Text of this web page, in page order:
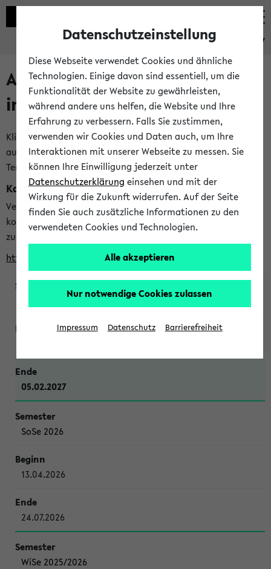
eKVV
Alle veröffentlichten Semester
im eKVV
Klicken Sie auf das Semester, welches Sie für Ihre Sitzung
auswählen möchten. Bitte beachten Sie auch die weiteren
Termine imKalender der Lehrplanung
Kalenderintegration
Verwenden Sie die folgende Adresse, um mit einer
kompatiblen Kalenderanwendung auf die Vorlesungszeiten
zuzugreifen (nähere Informationen
finden Sie hier
https://ekvv.uni-bielefeld.de/ws/calendar?vz
WiSe 2026/2027
05.02.2027
SoSe 2026
13.04.2026
24.07.2026
WiSe 2025/2026
Datenschutzeinstellung
Diese Webseite verwendet Cookies und ähnliche
Technologien. Einige davon sind essentiell, um die
Funktionalität der Website zu gewährleisten,
während andere uns helfen, die Website und Ihre
Erfahrung zu verbessern. Falls Sie zustimmen,
verwenden wir Cookies und Daten auch, um Ihre
Interaktionen mit unserer Webseite zu messen. Sie
können Ihre Einwilligung jederzeit unter
Datenschutzerklärung einsehen und mit der
Wirkung für die Zukunft widerrufen. Auf der Seite
finden Sie auch zusätzliche Informationen zu den
verwendeten Cookies und Technologien.
Alle akzeptieren
Nur notwendige Cookies zulassen
Impressum Datenschutz Barrierefreiheit